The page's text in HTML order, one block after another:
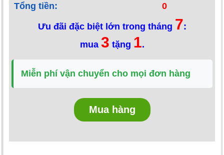
Tổng tiền: 0
Ưu đãi đặc biệt lớn trong tháng 7:
mua 3 tặng 1.
Miễn phí vận chuyển cho mọi đơn hàng
Mua hàng